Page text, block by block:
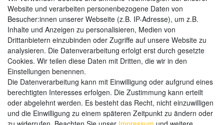
Zahlungsarten
Weitere Zahlungsarten:
Kauf auf Rechnung
Vorkasse
Hier sind wir
Website und verarbeiten personenbezogene Daten von
Besucher:innen unserer Webseite (z.B. IP-Adresse), um z.B.
Inhalte und Anzeigen zu personalisieren, Medien von
Drittanbietern einzubinden oder Zugriffe auf unsere Website zu
analysieren. Die Datenverarbeitung erfolgt erst durch gesetzte
Cookies. Wir teilen diese Daten mit Dritten, die wir in den
Einstellungen benennen.
Die Datenverarbeitung kann mit Einwilligung oder aufgrund eines
berechtigten Interesses erfolgen. Die Zustimmung kann erteilt
oder abgelehnt werden. Es besteht das Recht, nicht einzuwilligen
und die Einwilligung zu einem späteren Zeitpunkt zu ändern oder